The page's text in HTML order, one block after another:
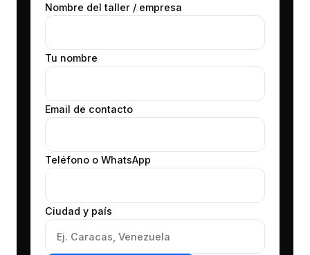
Nombre del taller / empresa
Tu nombre
Email de contacto
Teléfono o WhatsApp
Ciudad y país